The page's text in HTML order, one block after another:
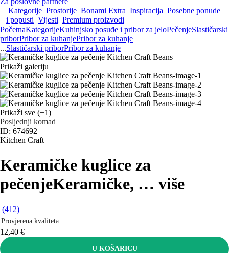
Kategorije Prostorije Bonami Extra Inspiracija Posebne ponude
i popusti Vijesti Premium proizvodi
PočetnaKategorijeKuhinjsko posuđe i pribor za jeloPečenjeSlastičarski
priborPribor za kuhanjePribor za kuhanje
...Slastičarski priborPribor za kuhanje
Prikaži galeriju
Prikaži sve (+1)
Posljednji komad
ID: 674692
Kitchen Craft
Keramičke kuglice za
pečenjeKeramičke, … više
(412)
Provjerena kvaliteta
12,40 €
U KOŠARICU